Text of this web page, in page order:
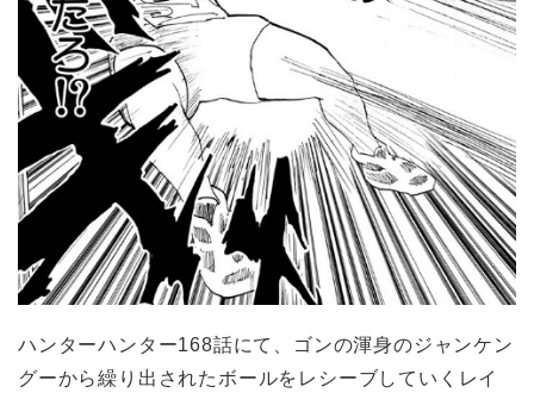
ハンターハンター168話にて、ゴンの渾身のジャンケン
グーから繰り出されたボールをレシーブしていくレイ